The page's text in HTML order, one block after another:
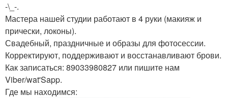
-\_-.
Мастера нашей студии работают в 4 руки (макияж и
прически, локоны).
Свадебный, праздничные и образы для фотосессии.
Корректируют, поддерживают и восстанавливают брови.
Как записаться: 89033980827 или пишите нам
Viber/wat'Sapp.
Где мы находимся: